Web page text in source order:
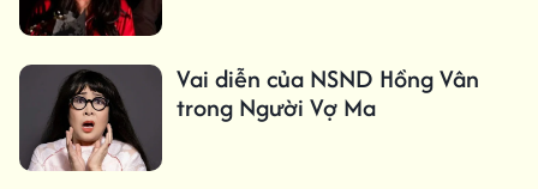
Vai diễn của NSND Hồng Vân
trong Người Vợ Ma